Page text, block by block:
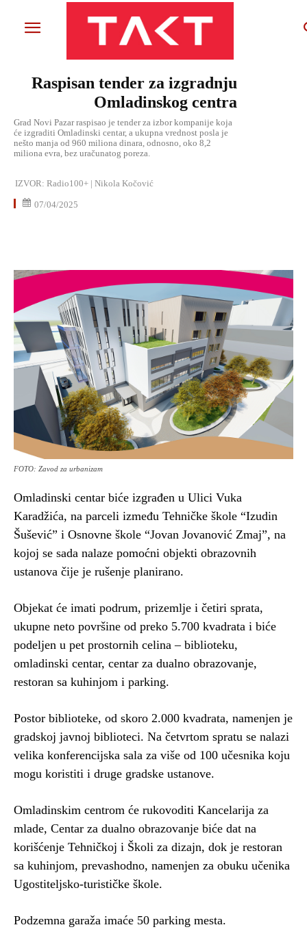
Raspisan tender za izgradnju
Omladinskog centra
Grad Novi Pazar raspisao je tender za izbor kompanije koja
će izgraditi Omladinski centar, a ukupna vrednost posla je
nešto manja od 960 miliona dinara, odnosno, oko 8,2
miliona evra, bez uračunatog poreza.
IZVOR: Radio100+ | Nikola Kočović
07/04/2025
FOTO: Zavod za urbanizam
Omladinski centar biće izgrađen u Ulici Vuka
Karadžića, na parceli između Tehničke škole “Izudin
Šušević” i Osnovne škole “Jovan Jovanović Zmaj”, na
kojoj se sada nalaze pomoćni objekti obrazovnih
ustanova čije je rušenje planirano.
Objekat će imati podrum, prizemlje i četiri sprata,
ukupne neto površine od preko 5.700 kvadrata i biće
podeljen u pet prostornih celina – biblioteku,
omladinski centar, centar za dualno obrazovanje,
restoran sa kuhinjom i parking.
Postor biblioteke, od skoro 2.000 kvadrata, namenjen je
gradskoj javnoj biblioteci. Na četvrtom spratu se nalazi
velika konferencijska sala za više od 100 učesnika koju
mogu koristiti i druge gradske ustanove.
Omladinskim centrom će rukovoditi Kancelarija za
mlade, Centar za dualno obrazovanje biće dat na
korišćenje Tehničkoj i Školi za dizajn, dok je restoran
sa kuhinjom, prevashodno, namenjen za obuku učenika
Ugostiteljsko-turističke škole.
Podzemna garaža imaće 50 parking mesta.